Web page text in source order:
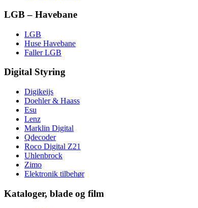
LGB – Havebane
LGB
Huse Havebane
Faller LGB
Digital Styring
Digikeijs
Doehler & Haass
Esu
Lenz
Marklin Digital
Qdecoder
Roco Digital Z21
Uhlenbrock
Zimo
Elektronik tilbehør
Kataloger, blade og film